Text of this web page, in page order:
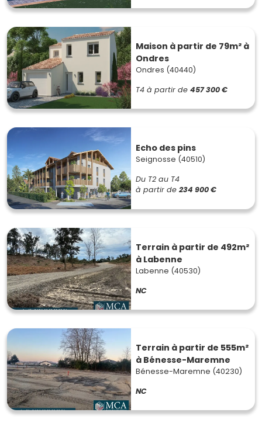
Maison à partir de 79m² à
Ondres
Ondres (40440)
T4 à partir de 457 300 €
Echo des pins
Seignosse (40510)
Du T2 au T4
à partir de 234 900 €
Terrain à partir de 492m²
à Labenne
Labenne (40530)
NC
Terrain à partir de 555m²
à Bénesse-Maremne
Bénesse-Maremne (40230)
NC